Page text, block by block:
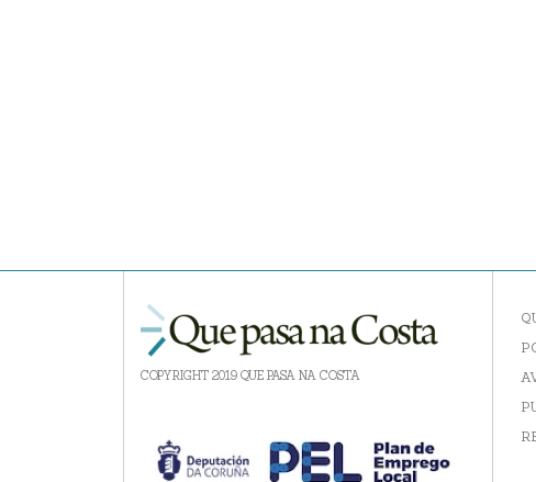
COPYRIGHT 2019 QUE PASA NA COSTA